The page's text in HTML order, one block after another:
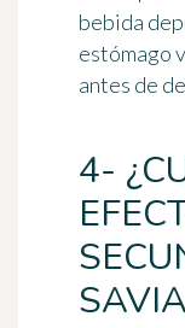
bebida
estómago
antes de
4-